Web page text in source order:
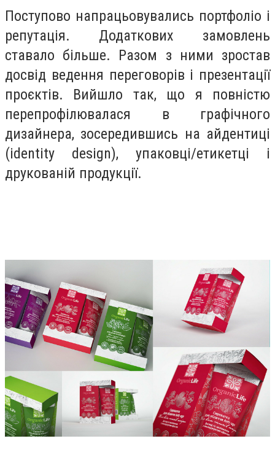
Поступово напрацьовувались портфоліо і
репутація. Додаткових замовлень
ставало більше. Разом з ними зростав
досвід ведення переговорів і презентації
проєктів. Вийшло так, що я повністю
перепрофілювалася в графічного
дизайнера, зосередившись на айдентиці
(identity design), упаковці/етикетці і
друкованій продукції.